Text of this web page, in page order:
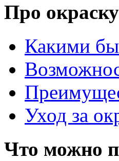
Про
Какими
Уход за
Что можно